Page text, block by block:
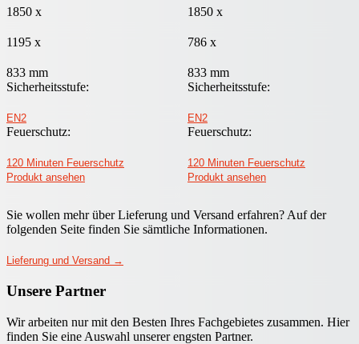
1850 x
1195 x
833 mm
Sicherheitsstufe:
EN2
Feuerschutz:
120 Minuten Feuerschutz
Produkt ansehen
1850 x
786 x
833 mm
Sicherheitsstufe:
EN2
Feuerschutz:
120 Minuten Feuerschutz
Produkt ansehen
Sie wollen mehr über Lieferung und Versand erfahren? Auf der
folgenden Seite finden Sie sämtliche Informationen.
Lieferung und Versand →
Unsere Partner
Wir arbeiten nur mit den Besten Ihres Fachgebietes zusammen. Hier
finden Sie eine Auswahl unserer engsten Partner.